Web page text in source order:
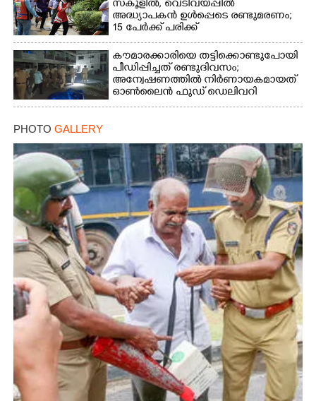
സ്കൂളിൽ, വെടിവയ്പ്പിൽ
അദ്ധ്യാപകൻ ഉൾപ്പെടെ രണ്ടുമരണം;
15 പേർക്ക് പരിക്ക്
കൗമാരക്കാരിയെ തട്ടിക്കൊണ്ടുപോയി
പീഡിപ്പിച്ചത് രണ്ടുദിവസം;
അന്വേഷണത്തിൽ നിർണായകമായത്
ഓൺലൈൻ ഫുഡ് ഡെലിവറി
PHOTO GALLERY